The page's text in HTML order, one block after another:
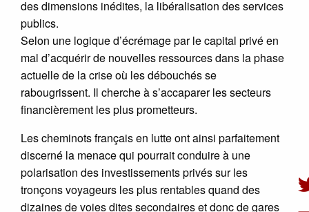
des dimensions inédites, la libéralisation des services
publics.
Selon une logique d’écrémage par le capital privé en
mal d’acquérir de nouvelles ressources dans la phase
actuelle de la crise où les débouchés se
rabougrissent. Il cherche à s’accaparer les secteurs
financièrement les plus prometteurs.
Les cheminots français en lutte ont ainsi parfaitement
discerné la menace qui pourrait conduire à une
polarisation des investissements privés sur les
tronçons voyageurs les plus rentables quand des
dizaines de voies dites secondaires et donc de gares